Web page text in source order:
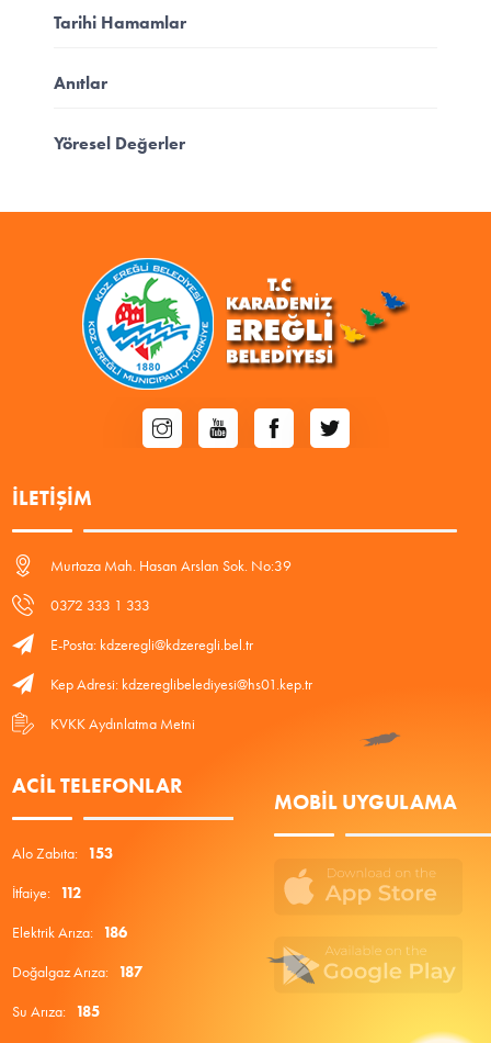
Tarihi Hamamlar
Anıtlar
Yöresel Değerler
İLETIŞIM
Murtaza Mah. Hasan Arslan Sok. No:39
0372 333 1 333
E-Posta: kdzeregli@kdzeregli.bel.tr
Kep Adresi: kdzereglibelediyesi@hs01.kep.tr
KVKK Aydınlatma Metni
ACIL TELEFONLAR
Alo Zabıta: 153
İtfaiye: 112
Elektrik Arıza: 186
Doğalgaz Arıza: 187
Su Arıza: 185
MOBIL UYGULAMA